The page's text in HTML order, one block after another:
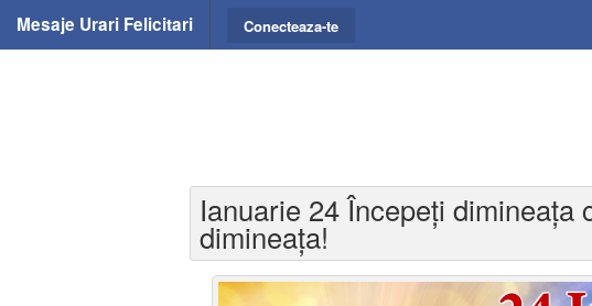
Mesaje Urari Felicitari Conecteaza-te
Ianuarie 24 Începeți dimineaţa
dimineața!